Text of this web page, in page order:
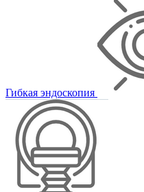
Гибкая эндоскопия